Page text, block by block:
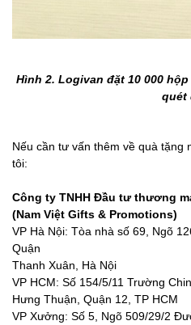
Hình 2. Logivan đặt 10 000
quét
Nếu cần tư vấn thêm về quà tặng
tôi:
Công ty TNHH Đầu tư thương
(Nam Việt Gifts & Promotions)
VP Hà Nội: Tòa nhà số 69, Ngõ
Quận
Thanh Xuân, Hà Nội
VP HCM: Số 154/5/11 Trường
Hưng Thuận, Quận 12, TP HCM
VP Xưởng: Số 5, Ngõ 509/29/2